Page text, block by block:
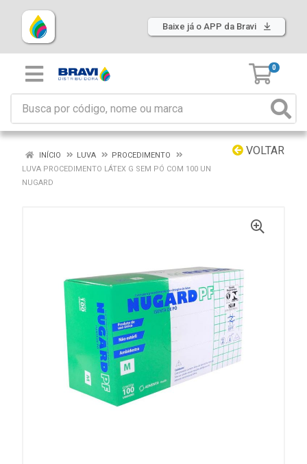
Baixe já o APP da Bravi
0
VOLTAR
INÍCIO LUVA
PROCEDIMENTO
LUVA PROCEDIMENTO LÁTEX G SEM PÓ COM 100 UN
NUGARD